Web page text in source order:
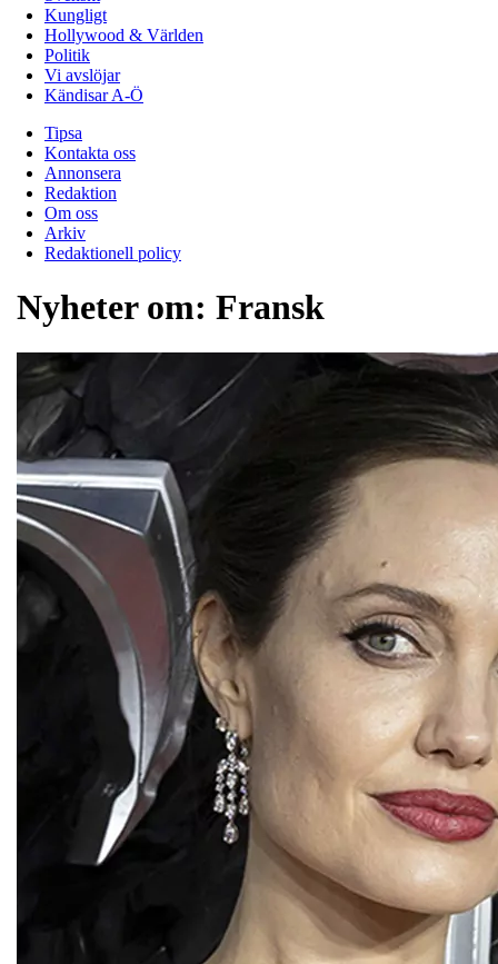
Kungligt
Hollywood & Världen
Politik
Vi avslöjar
Kändisar A-Ö
Tipsa
Kontakta oss
Annonsera
Redaktion
Om oss
Arkiv
Redaktionell policy
Nyheter om: Fransk